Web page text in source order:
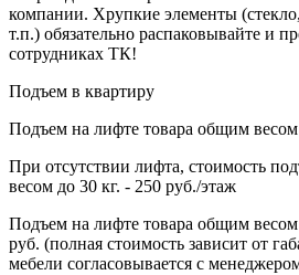
компании. Хрупкие элементы
т.п.) обязательно распаковывайте и
сотрудниках ТК!
Подъем в квартиру
Подъем на лифте товара общим весом
При отсутствии лифта, стоимость
весом до 30 кг. - 250 руб./этаж
Подъем на лифте товара общим весом
руб. (полная стоимость зависит от
мебели согласовывается с